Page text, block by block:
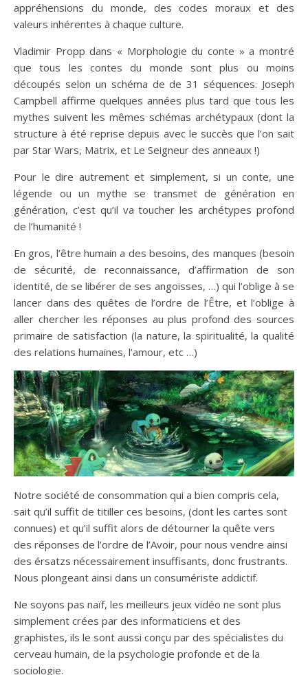
appréhensions du monde, des codes moraux et des
valeurs inhérentes à chaque culture.
Vladimir Propp dans « Morphologie du conte » a montré
que tous les contes du monde sont plus ou moins
découpés selon un schéma de de 31 séquences. Joseph
Campbell affirme quelques années plus tard que tous les
mythes suivent les mêmes schémas archétypaux (dont la
structure à été reprise depuis avec le succès que l’on sait
par Star Wars, Matrix, et Le Seigneur des anneaux !)
Pour le dire autrement et simplement, si un conte, une
légende ou un mythe se transmet de génération en
génération, c’est qu’il va toucher les archétypes profond
de l’humanité !
En gros, l’être humain a des besoins, des manques (besoin
de sécurité, de reconnaissance, d’affirmation de son
identité, de se libérer de ses angoisses, …) qui l’oblige à se
lancer dans des quêtes de l’ordre de l’Être, et l’oblige à
aller chercher les réponses au plus profond des sources
primaire de satisfaction (la nature, la spiritualité, la qualité
des relations humaines, l’amour, etc …)
Notre société de consommation qui a bien compris cela,
sait qu’il suffit de titiller ces besoins, (dont les cartes sont
connues) et qu’il suffit alors de détourner la quête vers
des réponses de l’ordre de l’Avoir, pour nous vendre ainsi
des érsatzs nécessairement insuffisants, donc frustrants.
Nous plongeant ainsi dans un consumériste addictif.
Ne soyons pas naïf, les meilleurs jeux vidéo ne sont plus
simplement crées par des informaticiens et des
graphistes, ils le sont aussi conçu par des spécialistes du
cerveau humain, de la psychologie profonde et de la
sociologie.